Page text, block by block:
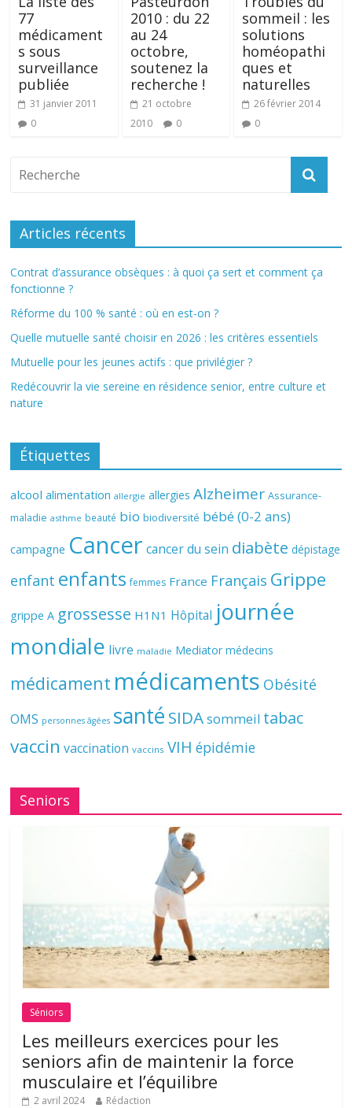
77
médicament
s sous
surveillance
publiée
31 janvier 2011
0
2010 : du 22
au 24
octobre,
soutenez la
recherche !
21 octobre
2010
0
sommeil : les
solutions
homéopathi
ques et
naturelles
26 février 2014
0
Articles récents
Contrat d’assurance obsèques : à quoi ça sert et comment ça
fonctionne ?
Réforme du 100 % santé : où en est-on ?
Quelle mutuelle santé choisir en 2026 : les critères essentiels
Mutuelle pour les jeunes actifs : que privilégier ?
Redécouvrir la vie sereine en résidence senior, entre culture et
nature
Étiquettes
alcool alimentation allergie allergies Alzheimer Assurance-
maladie asthme beauté bio biodiversité bébé (0-2 ans)
campagne Cancer cancer du sein diabète dépistage
enfant enfants femmes France Français Grippe
grippe A grossesse H1N1 Hôpital journée
mondiale livre maladie Mediator médecins
médicament médicaments Obésité
OMS personnes âgées santé SIDAsommeil tabac
vaccin vaccination vaccins VIH épidémie
Seniors
Séniors
Les meilleurs exercices pour les
seniors afin de maintenir la force
musculaire et l’équilibre
2 avril 2024 Rédaction